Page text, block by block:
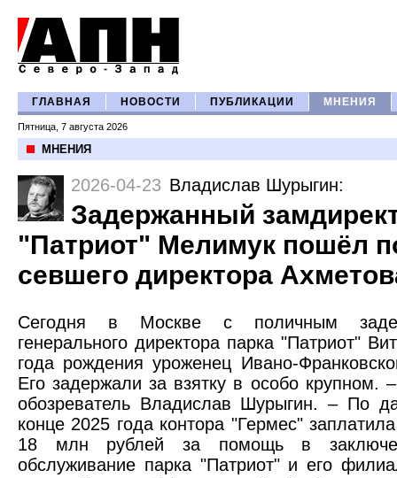
ГЛАВНАЯ НОВОСТИ ПУБЛИКАЦИИ МНЕНИЯ
Пятница, 7 августа 2026
МНЕНИЯ
2026-04-23 Владислав Шурыгин:
Задержанный
"Патриот" Мелимук пошёл
севшего директора
Сегодня в Москве с поличным
генерального директора парка "Патриот"
года рождения уроженец Ивано-
Его задержали за взятку в особо крупном.
обозреватель Владислав Шурыгин. – По
конце 2025 года контора "Гермес"
18 млн рублей за помощь в
обслуживание парка "Патриот" и его